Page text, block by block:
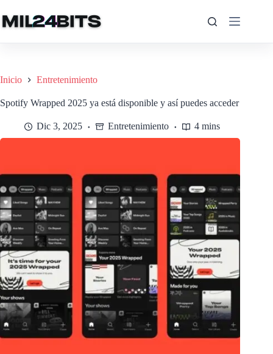
al
contenido
Inicio Entretenimiento
Spotify Wrapped 2025 ya está disponible y así puedes acceder
Dic 3, 2025 Entretenimiento 4 mins